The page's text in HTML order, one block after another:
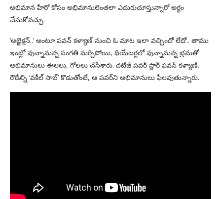
అభిమాన హీరో కోసం అభిమానులెంతలా ఎదురుచూస్తున్నారో అర్థం
చేసుకోవచ్చు.
‘అబ్జెక్షన్‌..’ అంటూ పవన్‌ కళ్యాణ్‌ నుంచి ఓ మాట ఇలా వచ్చిందో లేదో.. తాము
ఇంట్లో వున్నామన్న సంగతి మర్చిపోయి, థియేటర్లలో వున్నామన్న భ్రమతో
అభిమానులు ఈలలు, గోలలు చేసేశారు. దటీజ్‌ పవర్‌ స్టార్‌ పవన్‌ కళ్యాణ్‌.
రౌడీల్ని ‘వకీల్‌ సాబ్‌’ కొడుతోంటే, ఆ పవర్‌ని అభిమానులు ఫీలవుతున్నారు.